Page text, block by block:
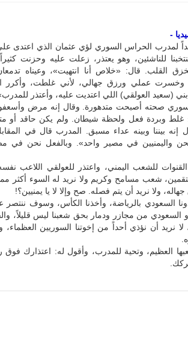
-
لمدرب الحراس السوري لؤي عثمان الذي اعتدى
للناشئين، وهو يعتذر، زعلت عليه وحزنت
القلب. قال: «خلاص أنا انتهيت»، وعيناه
عملي ورزق جهالي، لأني غلطت، وأكرر
(سعيد العولقي) اللي اعتديت عليه، وأعتذر
صحته أصبحت متدهورة. وقال إنه مرض
غلط وبردة فعل ولحظة شيطان. ولم يكن حاقد أو
إنه بيننا وبينه عداء مسبق. المدرب قال في
واليمنيين في مصير واحد». وبالفعل نحن في
القنوات للشعب اليمني، واعتذر للعولقي اللاعب
شعب مسامح وكريم ولا نريد له السوء أكثر
ولا نريد أن يتم فصله. صح وإلا لا يا يمنيين؟!
السعودي بالرياضة، وأخذنا الكأس، وسوف ننتصر
السعودي من مجازر ودمار بحق شعبنا ليس قليلاً،
لا نريد أن نؤذي أحداً من إخوتنا السوريين
العظيم، وتحية للمدرب، وأقول له: اعتذارك فوق